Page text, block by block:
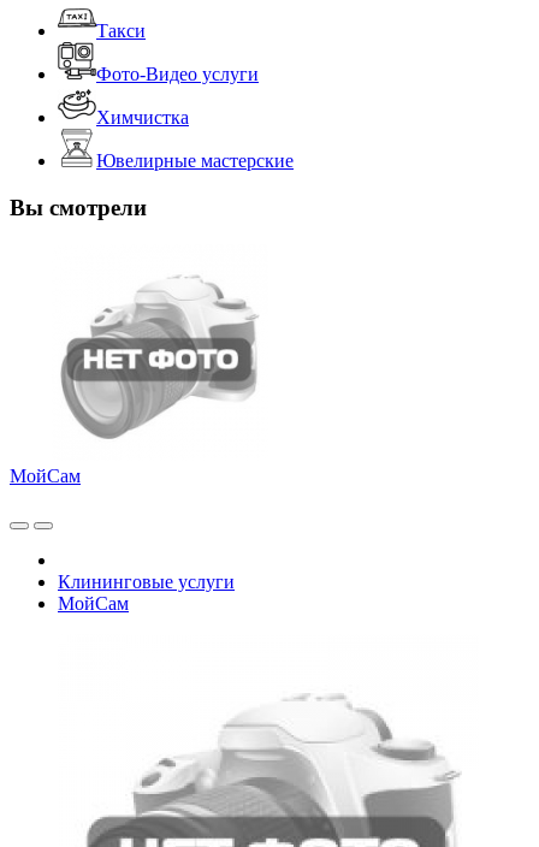
Такси
Фото-Видео услуги
Химчистка
Ювелирные мастерские
Вы смотрели
МойСам
Клининговые услуги
МойСам